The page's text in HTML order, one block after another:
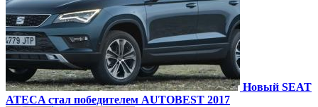
Новый SEAT
ATECA стал победителем AUTOBEST 2017